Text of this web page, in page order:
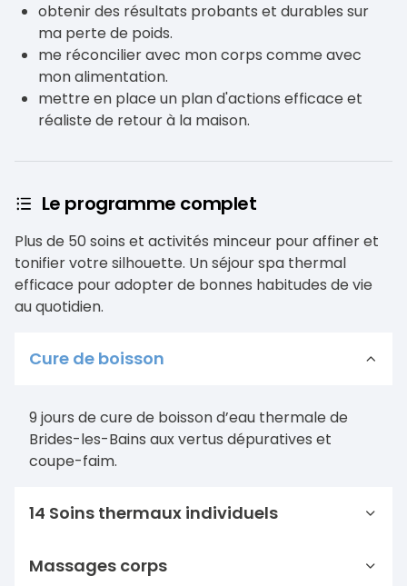
obtenir des résultats probants et durables sur
ma perte de poids.
me réconcilier avec mon corps comme avec
mon alimentation.
mettre en place un plan d'actions efficace et
réaliste de retour à la maison.
Le programme complet
Plus de 50 soins et activités minceur pour affiner et
tonifier votre silhouette. Un séjour spa thermal
efficace pour adopter de bonnes habitudes de vie
au quotidien.
Cure de boisson
9 jours de cure de boisson d’eau thermale de
Brides-les-Bains aux vertus dépuratives et
coupe-faim.
14 Soins thermaux individuels
2massages sous affusion
Massages corps